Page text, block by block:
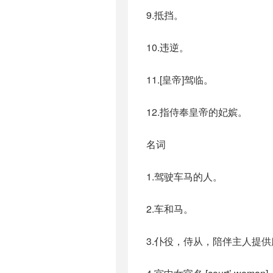
9.抵挡。
10.违逆。
11.[皇帝]驾临。
12.指侍奉皇帝的妃嫔。
名词
1.驾驶车马的人。
2.车和马。
3.仆役，侍从，陪伴主人提供